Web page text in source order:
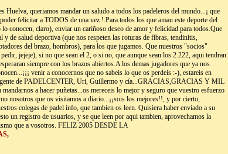
Huelva, queriamos mandar un saludo a todos los padeleros del mundo...¡ que
felicitar a TODOS de una vez !.Para todos los que aman este deporte del
conocen, claro), enviar un cariñoso deseo de amor y felicidad para todos.Que
y de salud deportiva (que nos respeten las roturas de fibras, tendinitis,
del brazo, hombros), para los que jugamos. Que nuestros "socios"
jejeje), si no que sean el 2, o si no, que aunque sean los 2.222, aqui tendran
siempre con los brazos abiertos.A los demas jugadores que ya nos
venir a conocernos que no sabeis lo que os perdeis :-), estareis en
de PADELCENTER, Uri, Guillermo y cía...GRACIAS,GRACIAS Y MIL
a hacer puñetas...os mereceis lo mejor y seguro que vuestro esfuerzo
nosotros que os visitamos a diario...¡¡sois los mejores!!, y por cierto,
colegas de padel info, que tambien os leen. Quisiera haber enviado a su
un registro de usuarios, y se que leen por aqui tambien, aprovechamos la
que a vosotros. FELIZ 2005 DESDE LA